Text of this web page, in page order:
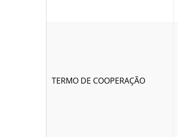
TERMO DE COOPERAÇÃO